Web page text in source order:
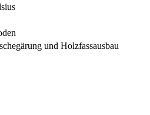
und Holzfassausbau